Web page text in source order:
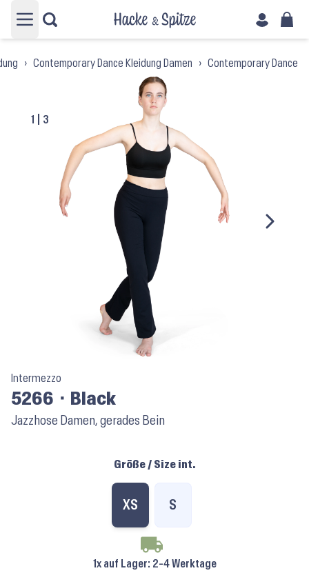
Hauptmenü öffnen
› Contemporary Dance Kleidung Damen › Contemporary Dance
1 3
Intermezzo
5266 ⬝ Black
Jazzhose Damen, gerades Bein
Größe / Size int.
XS S
1x auf Lager: 2-4 Werktage